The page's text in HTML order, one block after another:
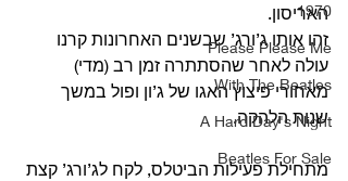
1970
Please Please Me
With The Beatles
A Hard Day's Night
Beatles For Sale
האריסון.
זהו אותו ג’ורג’ שבשנים האחרונות קרנו
עולה לאחר שהסתתרה זמן רב (מדי)
מאחורי פיצוץ האגו של ג’ון ופול במשך
שנות הלהקה.
מתחילת פעילות הביטלס, לקח לג’ורג’ קצת